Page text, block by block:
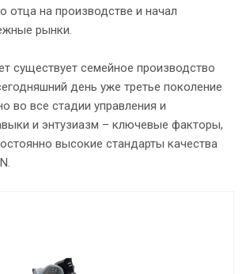
отца на производстве и начал
рынки.
существует семейное производство
день уже третье поколение
во все стадии управления и
и энтузиазм – ключевые факторы,
высокие стандарты качества